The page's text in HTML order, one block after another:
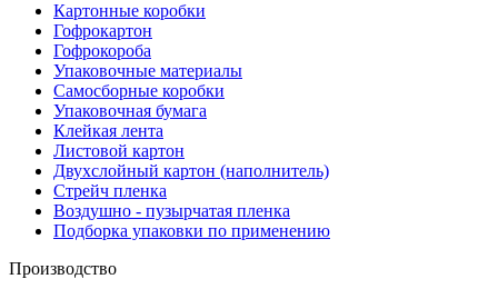
Картонные коробки
Гофрокартон
Гофрокороба
Упаковочные материалы
Самосборные коробки
Упаковочная бумага
Клейкая лента
Листовой картон
Двухслойный картон (наполнитель)
Стрейч пленка
Воздушно - пузырчатая пленка
Подборка упаковки по применению
Производство